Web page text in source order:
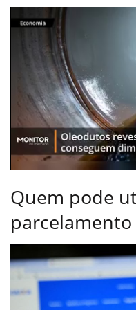
Quem pode
parcelamento